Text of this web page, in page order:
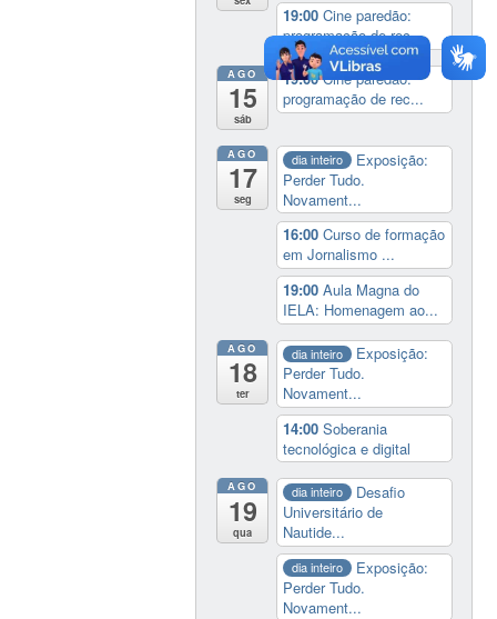
19:00Cine paredão:
programação de rec...
AGO
15
sáb
19:00Cine paredão:
programação de rec...
AGO
17
seg
dia inteiro
Exposição:
Perder Tudo.
Novament...
16:00Curso de formação
em Jornalismo ...
19:00Aula Magna do
IELA: Homenagem ao...
AGO
18
ter
dia inteiro
Exposição:
Perder Tudo.
Novament...
14:00Soberania
tecnológica e digital
AGO
19
qua
dia inteiro
Desafio
Universitário de
Nautide...
dia inteiro
Exposição:
Perder Tudo.
Novament...